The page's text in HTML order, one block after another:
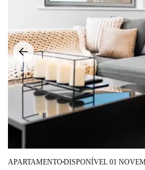
APARTAMENTO■DISPONÍVEL 01